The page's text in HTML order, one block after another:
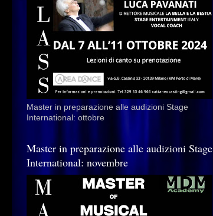
Master in preparazione alle audizioni Stage
International: ottobre
Master in preparazione alle audizioni Stage
International: novembre